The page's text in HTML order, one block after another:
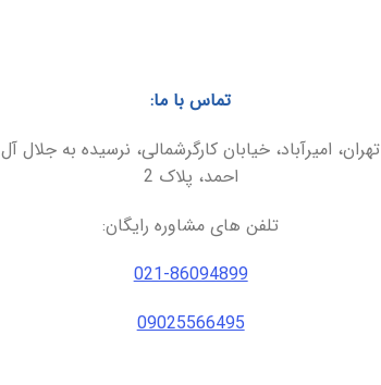
تماس با ما:
تهران، امیرآباد، خیابان کارگرشمالی، نرسیده به جلال آل
احمد، پلاک 2
تلفن های مشاوره رایگان:
021-86094899
09025566495